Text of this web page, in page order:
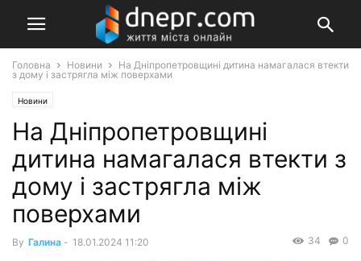
Головна Новини
На Дніпропетровщині дитина намагалася втекти
з дому і застрягла між поверхами
Новини
На Дніпропетровщині
дитина намагалася втекти з
дому і застрягла між
поверхами
By Галина - 18.01.2024 11:20 0
34